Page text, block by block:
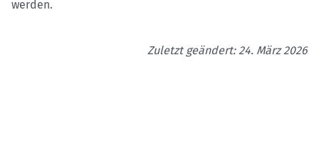
werden.
Zuletzt geändert: 24. März 2026